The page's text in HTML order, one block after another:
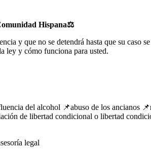
Hispana⚖️
y que no se detendrá hasta que su caso
ley y cómo funciona para usted.
del alcohol 📌abuso de los ancianos
de libertad condicional o libertad
legal